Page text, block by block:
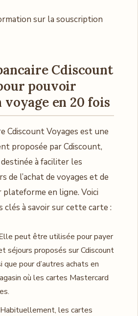
sur la souscription
Cdiscount
pouvoir
voyage en 20 fois
Cdiscount Voyages est une
proposée par Cdiscount,
à faciliter les
de l’achat de voyages et de
en ligne. Voici
clés à savoir sur cette carte :
peut être utilisée pour payer
séjours proposés sur Cdiscount
que pour d’autres achats en
où les cartes Mastercard
les cartes